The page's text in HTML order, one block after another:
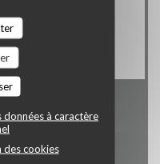
à caractère
des cookies
Visa, American
Bleue